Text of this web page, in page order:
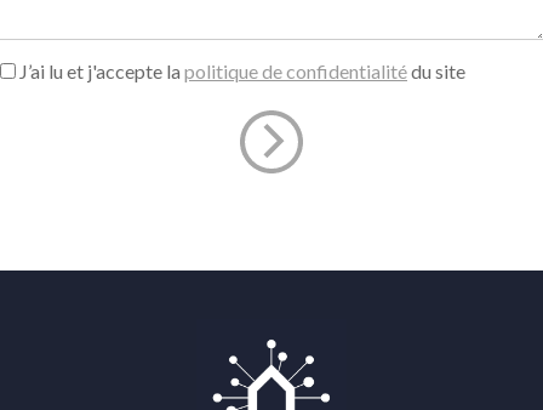
J’ai lu et j'accepte la politique de confidentialitédu site